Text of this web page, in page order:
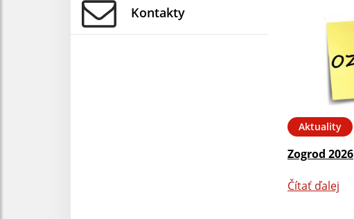
Kontakty
Aktuality
Zogrod 2026
Čítať ďalej